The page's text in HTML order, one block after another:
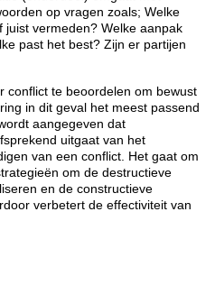
op vragen zoals; Welke
vermeden? Welke aanpak
past het best? Zijn er partijen
conflict te beoordelen om bewust
in dit geval het meest passend
aangegeven dat
uitgaat van het
van een conflict. Het gaat om
om de destructieve
en de constructieve
verbetert de effectiviteit van